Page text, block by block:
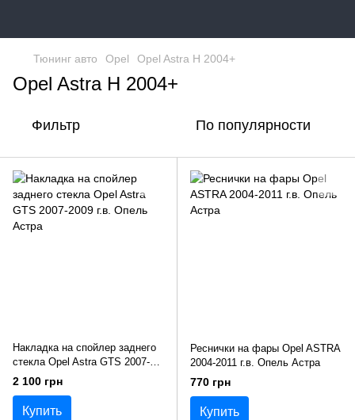
Тюнинг авто Opel Opel Astra H 2004+
Opel Astra H 2004+
Фильтр По популярности
Накладка на спойлер заднего
стекла Opel Astra GTS 2007-
2009 г.в. Опель Астра
2 100 грн
Купить
Реснички на фары Opel ASTRA
2004-2011 г.в. Опель Астра
770 грн
Купить